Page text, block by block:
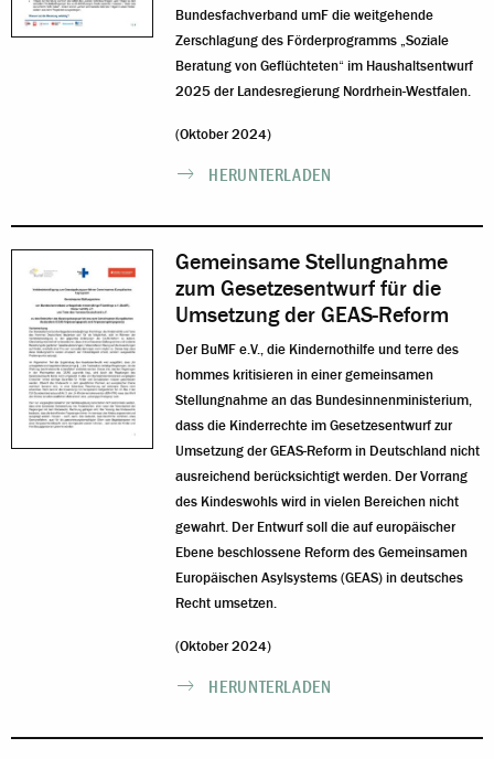
Bundesfachverband umF die weitgehende
Zerschlagung des Förderprogramms „Soziale
Beratung von Geflüchteten“ im Haushaltsentwurf
2025 der Landesregierung Nordrhein-Westfalen.
(Oktober 2024)
HERUNTERLADEN
Gemeinsame Stellungnahme
zum Gesetzesentwurf für die
Umsetzung der GEAS-Reform
Der BuMF e.V., die Kindernothilfe und terre des
hommes kritisieren in einer gemeinsamen
Stellungnahme an das Bundesinnenministerium,
dass die Kinderrechte im Gesetzesentwurf zur
Umsetzung der GEAS-Reform in Deutschland nicht
ausreichend berücksichtigt werden. Der Vorrang
des Kindeswohls wird in vielen Bereichen nicht
gewahrt. Der Entwurf soll die auf europäischer
Ebene beschlossene Reform des Gemeinsamen
Europäischen Asylsystems (GEAS) in deutsches
Recht umsetzen.
(Oktober 2024)
HERUNTERLADEN